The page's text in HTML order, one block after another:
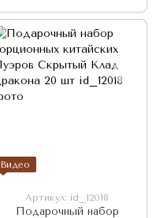
Видео
Артикул: id_12018
Подарочный набор